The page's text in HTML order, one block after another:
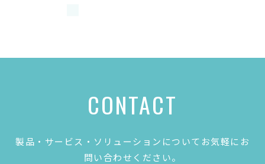
CONTACT
製品・サービス・ソリューションについてお気軽にお
問い合わせください。